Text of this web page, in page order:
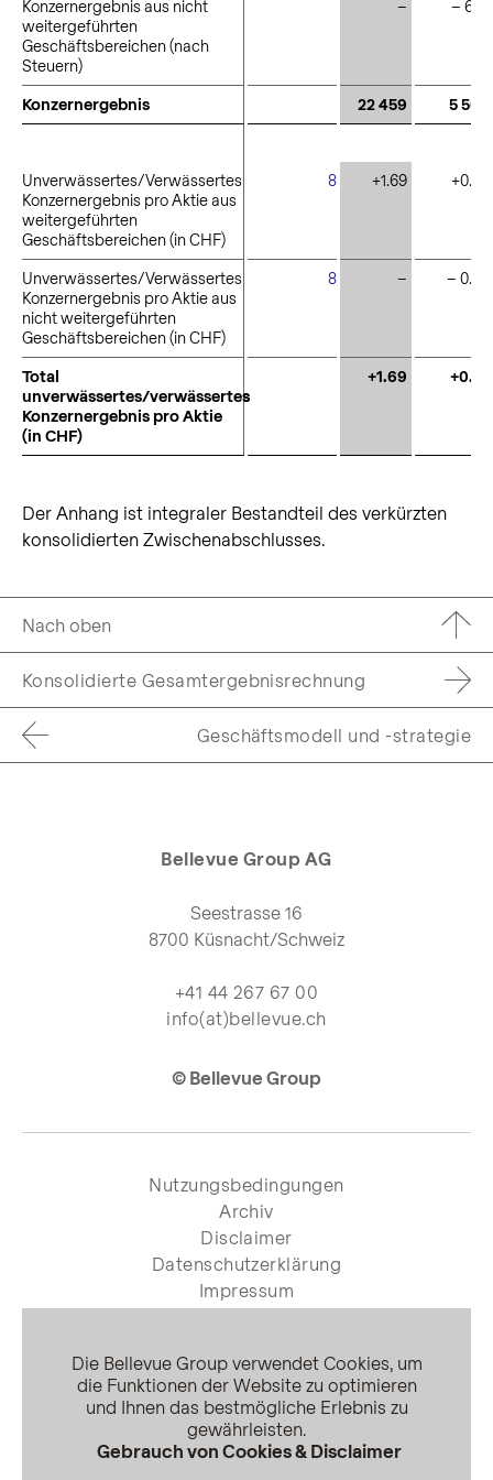
Konzernergebnis aus nicht
weitergeführten
Geschäftsbereichen (nach
Steuern)
– – 697
Konzernergebnis 22 459 5 506
Unverwässertes/Verwässertes
Konzernergebnis pro Aktie aus
weitergeführten
Geschäftsbereichen (in CHF)
8 +1.69 +0.46
Unverwässertes/Verwässertes
Konzernergebnis pro Aktie aus
nicht weitergeführten
Geschäftsbereichen (in CHF)
8 – – 0.05
Total
unverwässertes/verwässertes
Konzernergebnis pro Aktie
(in CHF)
+1.69 +0.41
Konzernergebnis aus nicht
weitergeführten
Geschäftsbereichen (nach
Steuern)
Konzernergebnis
Unverwässertes/Verwässertes
Konzernergebnis pro Aktie aus
weitergeführten
Geschäftsbereichen (in CHF)
Unverwässertes/Verwässertes
Konzernergebnis pro Aktie aus
nicht weitergeführten
Geschäftsbereichen (in CHF)
Total
unverwässertes/verwässertes
Konzernergebnis pro Aktie
(in CHF)
Der Anhang ist integraler Bestandteil des verkürzten
konsolidierten Zwischenabschlusses.
Nach oben
Konsolidierte Gesamtergebnisrechnung
Geschäftsmodell und -strategie
Bellevue Group AG
Seestrasse 16
8700 Küsnacht/Schweiz
+41 44 267 67 00
info(at)bellevue.ch
© Bellevue Group
Nutzungsbedingungen
Archiv
Disclaimer
Datenschutzerklärung
Impressum
Die Bellevue Group verwendet Cookies, um
die Funktionen der Website zu optimieren
und Ihnen das bestmögliche Erlebnis zu
gewährleisten.
Gebrauch von Cookies & Disclaimer